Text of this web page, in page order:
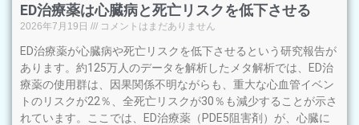
ED治療薬は心臓病と死亡リスクを低下させる
2026年7月19日 コメントはまだありません
ED治療薬が心臓病や死亡リスクを低下させるという研究報告が
あります。約125万人のデータを解析したメタ解析では、ED治
療薬の使用群は、因果関係不明ながらも、重大な心血管イベン
トのリスクが22％、全死亡リスクが30％も減少することが示さ
れています。ここでは、ED治療薬（PDE5阻害剤）が、心臓に